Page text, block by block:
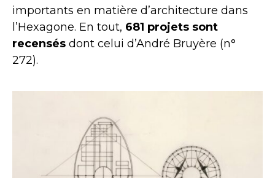
importants en matière d’architecture dans
l’Hexagone. En tout, 681 projets sont
recensés dont celui d’André Bruyère (n°
272).